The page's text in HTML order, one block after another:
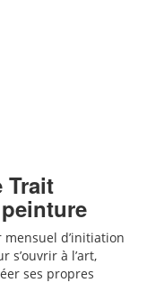
Trait
mensuel d’initiation
à l’art,
ses propres